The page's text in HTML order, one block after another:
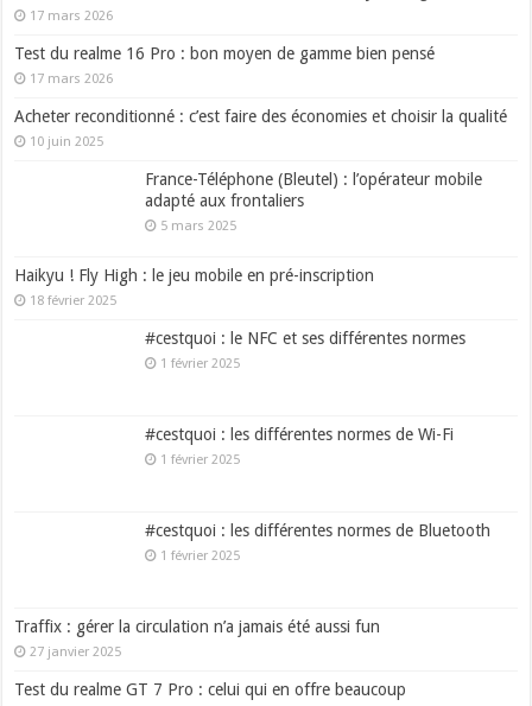
17 mars 2026
Test du realme 16 Pro : bon moyen de gamme bien pensé
17 mars 2026
Acheter reconditionné : c’est faire des économies et choisir la qualité
10 juin 2025
France-Téléphone (Bleutel) : l’opérateur mobile
adapté aux frontaliers
5 mars 2025
Haikyu ! Fly High : le jeu mobile en pré-inscription
18 février 2025
#cestquoi : le NFC et ses différentes normes
1 février 2025
#cestquoi : les différentes normes de Wi-Fi
1 février 2025
#cestquoi : les différentes normes de Bluetooth
1 février 2025
Traffix : gérer la circulation n’a jamais été aussi fun
27 janvier 2025
Test du realme GT 7 Pro : celui qui en offre beaucoup